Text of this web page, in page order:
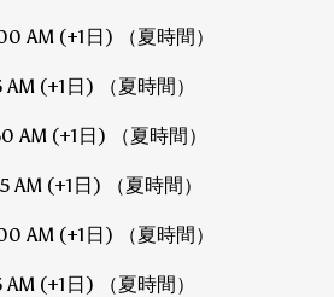
AM (+1日)
（夏時間）
AM (+1日)
（夏時間）
AM (+1日)
（夏時間）
AM (+1日)
（夏時間）
AM (+1日)
（夏時間）
AM (+1日)
（夏時間）